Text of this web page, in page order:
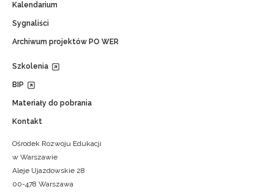
Kalendarium
Sygnaliści
Archiwum projektów PO WER
Szkolenia
BIP
Materiały do pobrania
Kontakt
Ośrodek Rozwoju Edukacji
w Warszawie
Aleje Ujazdowskie 28
00-478 Warszawa